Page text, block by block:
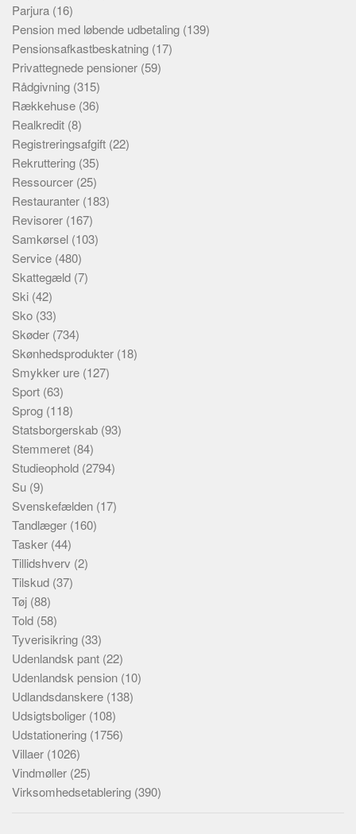
Parjura (16)
Pension med løbende udbetaling (139)
Pensionsafkastbeskatning (17)
Privattegnede pensioner (59)
Rådgivning (315)
Rækkehuse (36)
Realkredit (8)
Registreringsafgift (22)
Rekruttering (35)
Ressourcer (25)
Restauranter (183)
Revisorer (167)
Samkørsel (103)
Service (480)
Skattegæld (7)
Ski (42)
Sko (33)
Skøder (734)
Skønhedsprodukter (18)
Smykker ure (127)
Sport (63)
Sprog (118)
Statsborgerskab (93)
Stemmeret (84)
Studieophold (2794)
Su (9)
Svenskefælden (17)
Tandlæger (160)
Tasker (44)
Tillidshverv (2)
Tilskud (37)
Tøj (88)
Told (58)
Tyverisikring (33)
Udenlandsk pant (22)
Udenlandsk pension (10)
Udlandsdanskere (138)
Udsigtsboliger (108)
Udstationering (1756)
Villaer (1026)
Vindmøller (25)
Virksomhedsetablering (390)